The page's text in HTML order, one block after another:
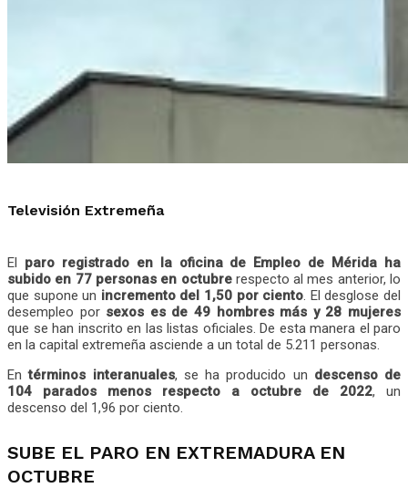
Televisión Extremeña
El paro registrado en la oficina de Empleo de Mérida ha
subido en 77 personas en octubrerespecto al mes anterior, lo
que supone un incremento del 1,50 por ciento. El desglose del
desempleo porsexos es de 49 hombres más y 28 mujeres
que se han inscrito en las listas oficiales. De esta manera el paro
en la capital extremeña asciende a un total de 5.211 personas.
En términos interanuales, se ha producido un descenso de
104 parados menos respecto a octubre de 2022, un
descenso del 1,96 por ciento.
SUBE EL PARO EN EXTREMADURA EN
OCTUBRE